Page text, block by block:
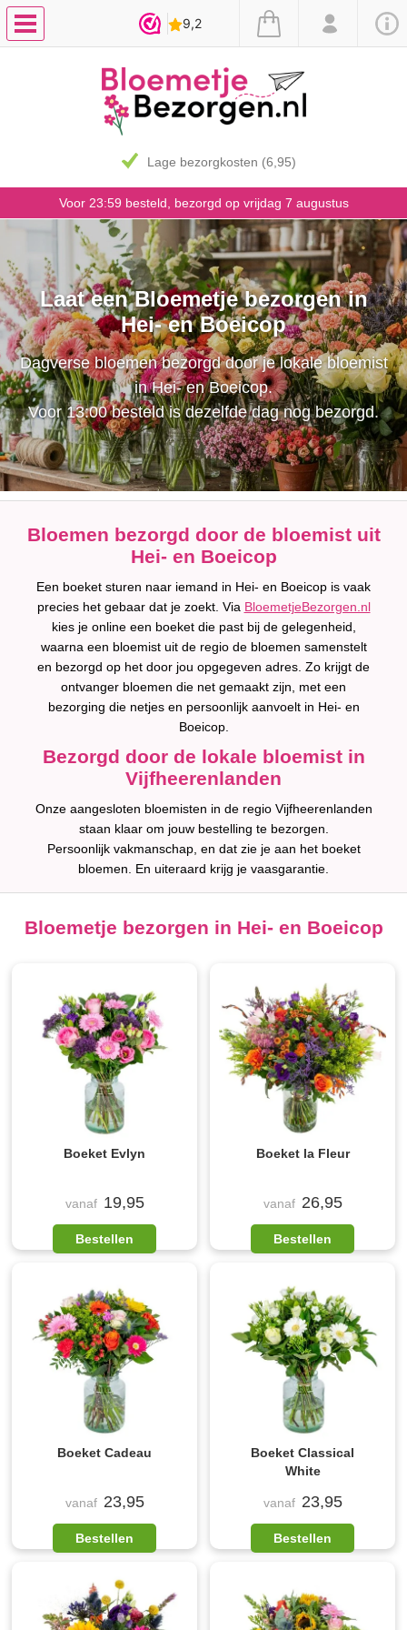
Lage bezorgkosten (6,95)
Voor 23:59 besteld, bezorgd op vrijdag 7 augustus
Laat een Bloemetje bezorgen in
Hei- en Boeicop
Dagverse bloemen bezorgd door je lokale bloemist
in Hei- en Boeicop.
Voor 13:00 besteld is dezelfde dag nog bezorgd.
Bloemen bezorgd door de bloemist uit
Hei- en Boeicop
Een boeket sturen naar iemand in Hei- en Boeicop is vaak
precies het gebaar dat je zoekt. Via BloemetjeBezorgen.nl
kies je online een boeket die past bij de gelegenheid,
waarna een bloemist uit de regio de bloemen samenstelt
en bezorgd op het door jou opgegeven adres. Zo krijgt de
ontvanger bloemen die net gemaakt zijn, met een
bezorging die netjes en persoonlijk aanvoelt in Hei- en
Boeicop.
Bezorgd door de lokale bloemist in
Vijfheerenlanden
Onze aangesloten bloemisten in de regio Vijfheerenlanden
staan klaar om jouw bestelling te bezorgen.
Persoonlijk vakmanschap, en dat zie je aan het boeket
bloemen. En uiteraard krijg je vaasgarantie.
Bloemetje bezorgen in Hei- en Boeicop
Boeket Evlyn
vanaf 19,95
Bestellen
Boeket la Fleur
vanaf 26,95
Bestellen
Boeket Cadeau
vanaf 23,95
Bestellen
Boeket Classical
White
vanaf 23,95
Bestellen